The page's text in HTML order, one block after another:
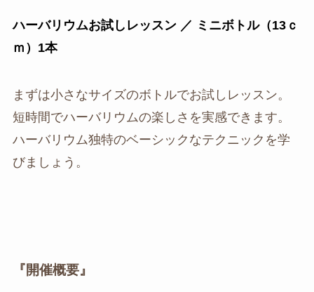
ハーバリウムお試しレッスン ／ ミニボトル（13ｃ
ｍ）1本
まずは小さなサイズのボトルでお試しレッスン。
短時間でハーバリウムの楽しさを実感できます。
ハーバリウム独特のベーシックなテクニックを学
びましょう。
『開催概要』